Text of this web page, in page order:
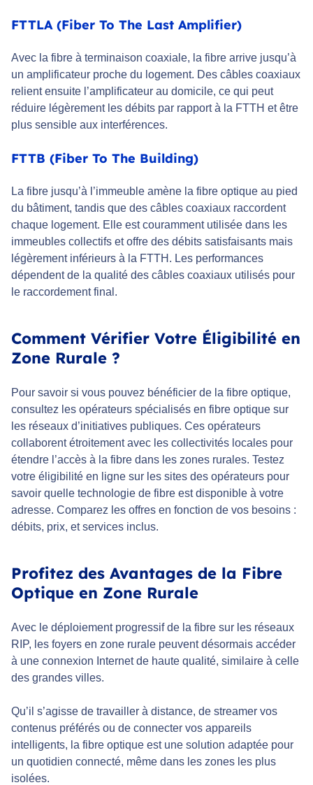
FTTLA (Fiber To The Last Amplifier)
Avec la fibre à terminaison coaxiale, la fibre arrive jusqu’à
un amplificateur proche du logement. Des câbles coaxiaux
relient ensuite l’amplificateur au domicile, ce qui peut
réduire légèrement les débits par rapport à la FTTH et être
plus sensible aux interférences.
FTTB (Fiber To The Building)
La fibre jusqu’à l’immeuble amène la fibre optique au pied
du bâtiment, tandis que des câbles coaxiaux raccordent
chaque logement. Elle est couramment utilisée dans les
immeubles collectifs et offre des débits satisfaisants mais
légèrement inférieurs à la FTTH. Les performances
dépendent de la qualité des câbles coaxiaux utilisés pour
le raccordement final.
Comment Vérifier Votre Éligibilité en
Zone Rurale ?
Pour savoir si vous pouvez bénéficier de la fibre optique,
consultez les opérateurs spécialisés en fibre optique sur
les réseaux d’initiatives publiques. Ces opérateurs
collaborent étroitement avec les collectivités locales pour
étendre l’accès à la fibre dans les zones rurales. Testez
votre éligibilité en ligne sur les sites des opérateurs pour
savoir quelle technologie de fibre est disponible à votre
adresse. Comparez les offres en fonction de vos besoins :
débits, prix, et services inclus.
Profitez des Avantages de la Fibre
Optique en Zone Rurale
Avec le déploiement progressif de la fibre sur les réseaux
RIP, les foyers en zone rurale peuvent désormais accéder
à une connexion Internet de haute qualité, similaire à celle
des grandes villes.
Qu’il s’agisse de travailler à distance, de streamer vos
contenus préférés ou de connecter vos appareils
intelligents, la fibre optique est une solution adaptée pour
un quotidien connecté, même dans les zones les plus
isolées.